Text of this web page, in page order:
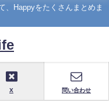
、Happyをたくさんまとめま
X 問い合わせ